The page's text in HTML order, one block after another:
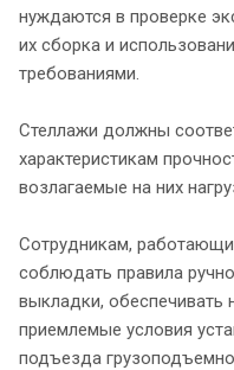
нуждаются в проверке
их сборка и
требованиями.
Стеллажи должны
характеристикам
возлагаемые на них
Сотрудникам,
соблюдать правила
выкладки, обеспечивать
приемлемые условия
подъезда